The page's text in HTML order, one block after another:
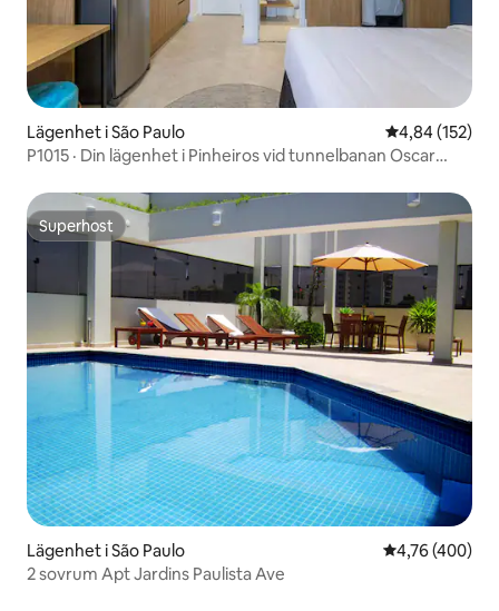
Lägenhet i São Paulo 4,84 av 5 i
4,84 (152)
P1015 · Din lägenhet i Pinheiros vid tunnelbanan Oscar
Superhost
Superhost
Lägenhet i São Paulo 4,76 av 5 i
4,76 (400)
2 sovrum Apt Jardins Paulista Ave